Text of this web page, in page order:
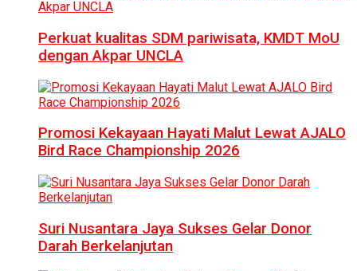
Perkuat kualitas SDM pariwisata, KMDT MoU
dengan Akpar UNCLA
Promosi Kekayaan Hayati Malut Lewat AJALO
Bird Race Championship 2026
Suri Nusantara Jaya Sukses Gelar Donor
Darah Berkelanjutan